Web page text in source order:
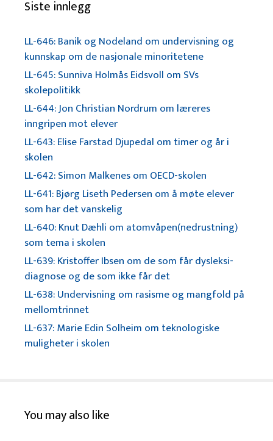
Siste innlegg
LL-646: Banik og Nodeland om undervisning og
kunnskap om de nasjonale minoritetene
LL-645: Sunniva Holmås Eidsvoll om SVs
skolepolitikk
LL-644: Jon Christian Nordrum om læreres
inngripen mot elever
LL-643: Elise Farstad Djupedal om timer og år i
skolen
LL-642: Simon Malkenes om OECD-skolen
LL-641: Bjørg Liseth Pedersen om å møte elever
som har det vanskelig
LL-640: Knut Dæhli om atomvåpen(nedrustning)
som tema i skolen
LL-639: Kristoffer Ibsen om de som får dysleksi-
diagnose og de som ikke får det
LL-638: Undervisning om rasisme og mangfold på
mellomtrinnet
LL-637: Marie Edin Solheim om teknologiske
muligheter i skolen
You may also like